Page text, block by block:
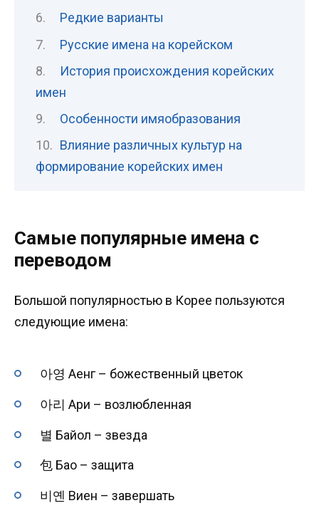
Редкие варианты
Русские имена на корейском
История происхождения корейских
имен
Особенности имяобразования
Влияние различных культур на
формирование корейских имен
Самые популярные имена с
переводом
Большой популярностью в Корее пользуются
следующие имена:
아영 Аенг – божественный цветок
아리 Ари – возлюбленная
별 Байол – звезда
包 Бао – защита
비옌 Виен – завершать